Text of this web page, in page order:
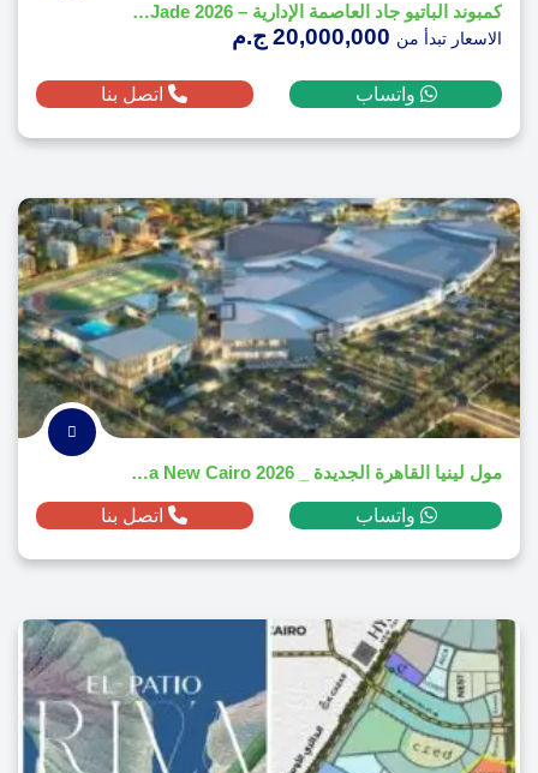
كمبوند الباتيو جاد العاصمة الإدارية – El Patio Jade 2026
الاسعار تبدأ من
واتساب اتصل بنا
مول لينيا القاهرة الجديدة _ 2026 Linea New Cairo
واتساب اتصل بنا